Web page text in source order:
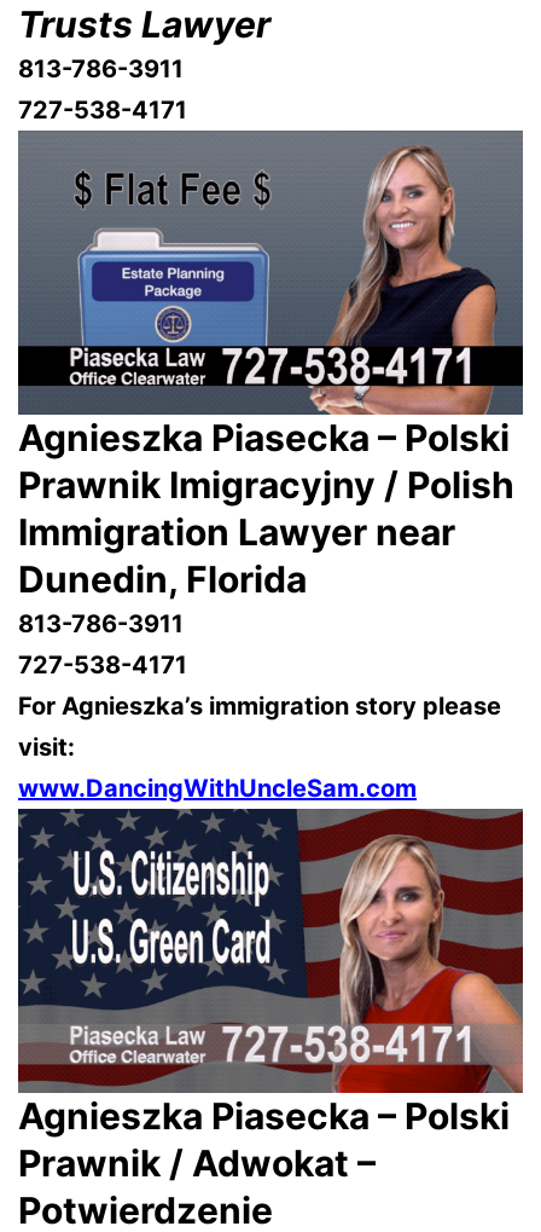
Trusts Lawyer
813-786-3911
727-538-4171
Agnieszka Piasecka – Polski
Prawnik Imigracyjny / Polish
Immigration Lawyer near
Dunedin, Florida
813-786-3911
727-538-4171
For Agnieszka’s immigration story please
visit:
www.DancingWithUncleSam.com
Agnieszka Piasecka – Polski
Prawnik / Adwokat –
Potwierdzenie